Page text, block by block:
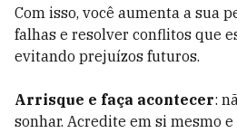
Com isso, você aumenta a sua
falhas e resolver conflitos que
evitando prejuízos futuros.
Arrisque e faça acontecer:
sonhar. Acredite em si mesmo